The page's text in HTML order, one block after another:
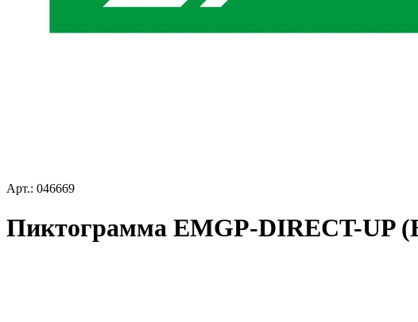
Арт.: 046669
Пиктограмма EMGP-DIRECT-UP